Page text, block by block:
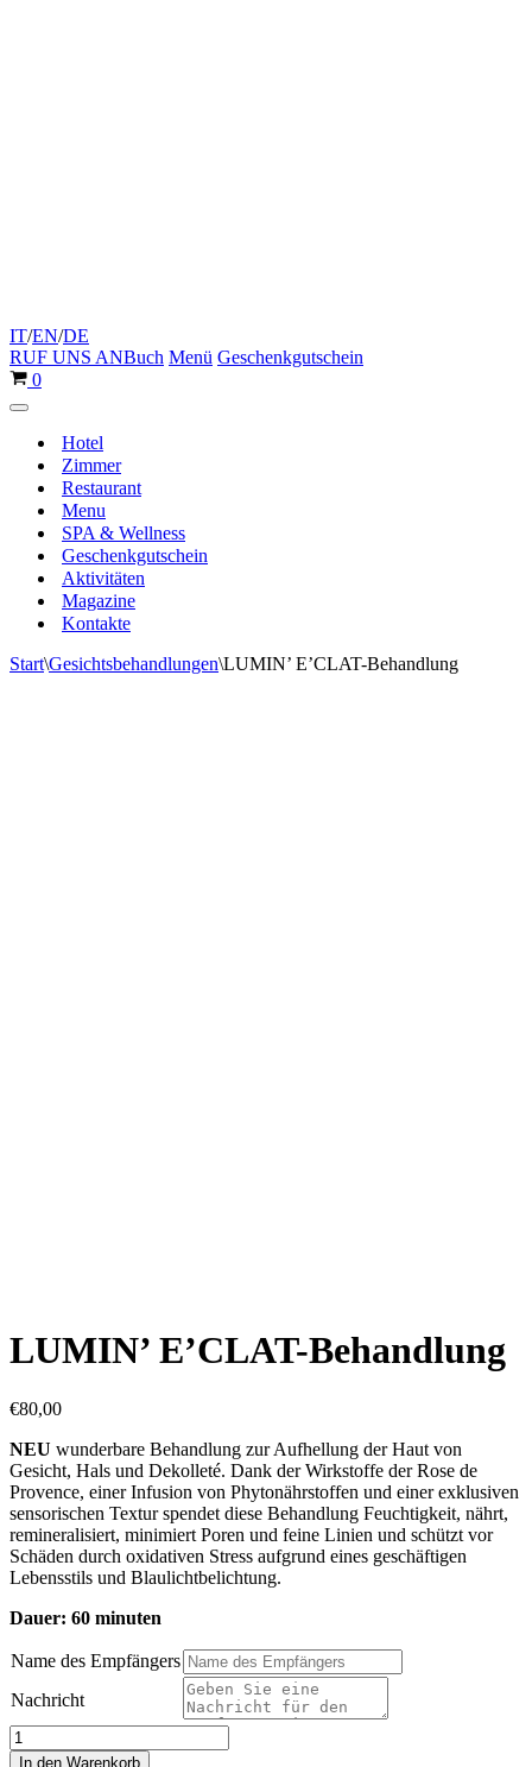
IT/EN/DE
RUF UNS ANBuch Menü Geschenkgutschein
Warenkorb
0
Navigationsmenü
Hotel
Zimmer
Restaurant
Menu
SPA & Wellness
Geschenkgutschein
Aktivitäten
Magazine
Kontakte
Start\Gesichtsbehandlungen\LUMIN’ E’CLAT-Behandlung
LUMIN’ E’CLAT-Behandlung
€80,00
NEU wunderbare Behandlung zur Aufhellung der Haut von
Gesicht, Hals und Dekolleté. Dank der Wirkstoffe der Rose de
Provence, einer Infusion von Phytonährstoffen und einer exklusiven
sensorischen Textur spendet diese Behandlung Feuchtigkeit, nährt,
remineralisiert, minimiert Poren und feine Linien und schützt vor
Schäden durch oxidativen Stress aufgrund eines geschäftigen
Lebensstils und Blaulichtbelichtung.
Dauer: 60 minuten
Name des Empfängers
Nachricht
LUMIN’
E’CLAT-
In den Warenkorb